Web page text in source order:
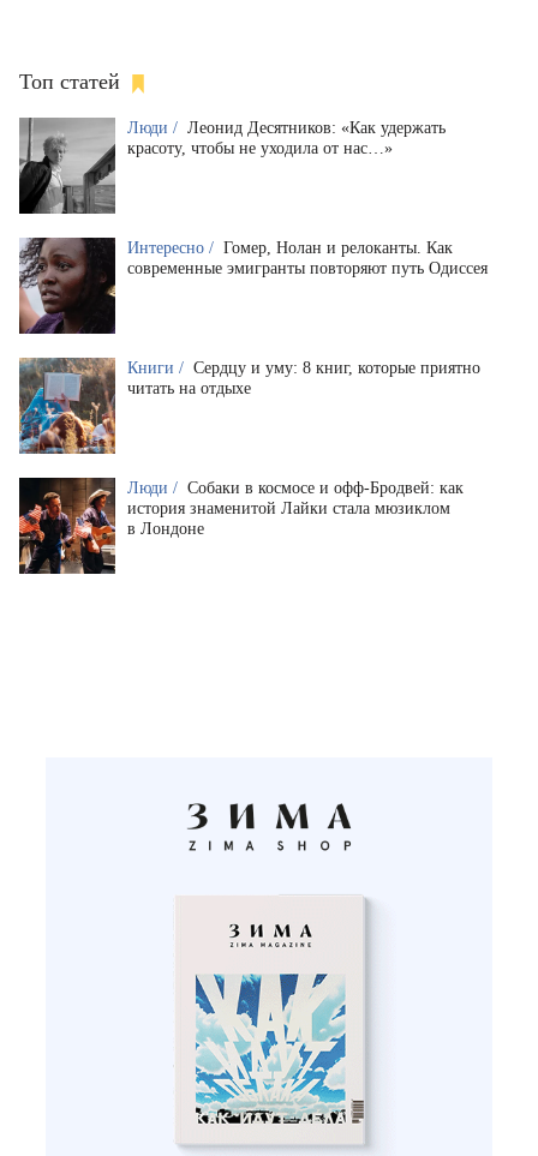
Топ статей
Люди / Леонид Десятников: «Как удержать
красоту, чтобы не уходила от нас…»
Интересно / Гомер, Нолан и релоканты. Как
современные эмигранты повторяют путь Одиссея
Книги / Сердцу и уму: 8 книг, которые приятно
читать на отдыхе
Люди / Собаки в космосе и офф-Бродвей: как
история знаменитой Лайки стала мюзиклом
в Лондоне